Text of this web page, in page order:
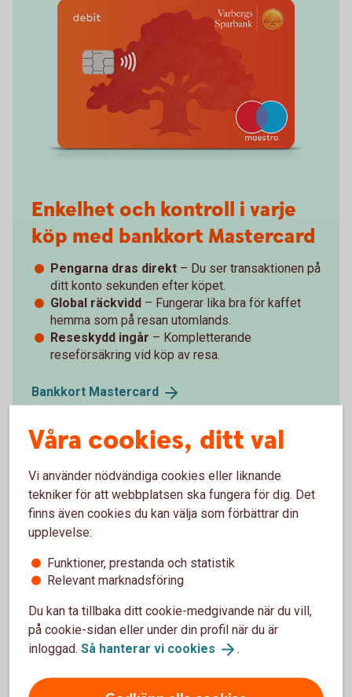
Enkelhet och kontroll i varje
köp med bankkort Mastercard
Pengarna dras direkt – Du ser transaktionen på
ditt konto sekunden efter köpet.
Global räckvidd – Fungerar lika bra för kaffet
hemma som på resan utomlands.
Reseskydd ingår – Kompletterande
reseförsäkring vid köp av resa.
Bankkort Mastercard
Shoppa med ett klick
Våra cookies, ditt val
Vi använder nödvändiga cookies eller liknande
tekniker för att webbplatsen ska fungera för dig. Det
finns även cookies du kan välja som förbättrar din
upplevelse:
Funktioner, prestanda och statistik
Relevant marknadsföring
Du kan ta tillbaka ditt cookie-medgivande när du vill,
på cookie-sidan eller under din profil när du är
inloggad. Så hanterar vi cookies .